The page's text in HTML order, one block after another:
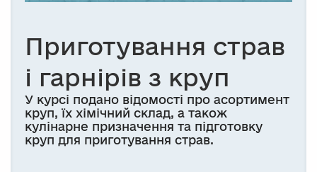
Приготування страв
і гарнірів з круп
У курсі подано відомості про асортимент
круп, їх хімічний склад, а також
кулінарне призначення та підготовку
круп для приготування страв.